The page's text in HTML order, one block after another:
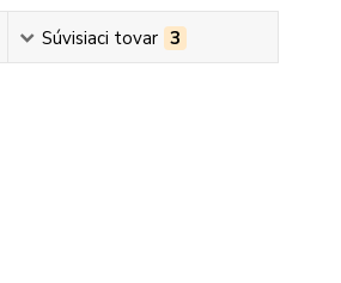
Súvisiaci tovar 3